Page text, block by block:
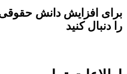
برای افزایش دانش
را دنبال کنید